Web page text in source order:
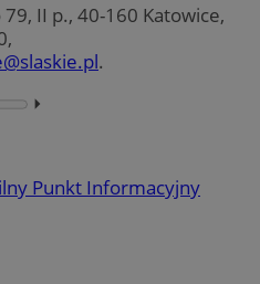
II p., 40-160 Katowice,
.
⏵︎
Punkt Informacyjny